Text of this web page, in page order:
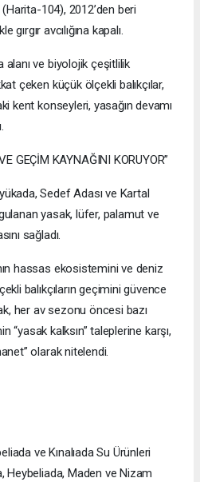
104), 2012’den beri
gırgır avcılığına kapalı.
ve biyolojik çeşitlilik
çeken küçük ölçekli balıkçılar,
kent konseyleri, yasağın devamı
GEÇİM KAYNAĞINI KORUYOR”
Sedef Adası ve Kartal
yasak, lüfer, palamut ve
sağladı.
hassas ekosistemini ve deniz
balıkçıların geçimini güvence
her av sezonu öncesi bazı
“yasak kalksın” taleplerine karşı,
olarak nitelendi.
ve Kınalıada Su Ürünleri
Heybeliada, Maden ve Nizam